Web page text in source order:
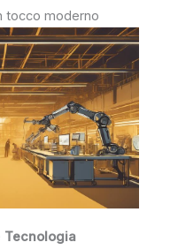
tocco moderno
Tecnologia